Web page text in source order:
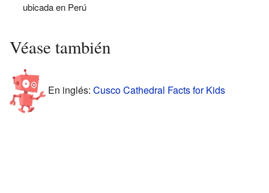
ubicada en Perú
Véase también
En inglés: Cusco Cathedral Facts for Kids